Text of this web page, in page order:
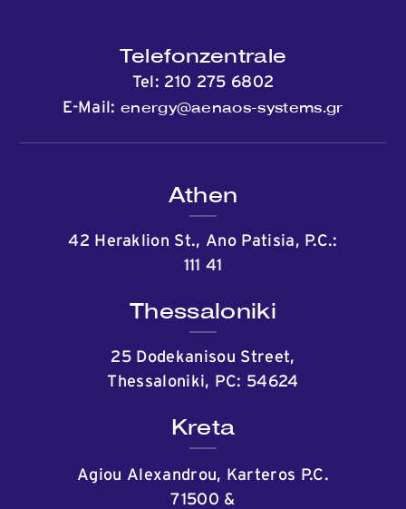
Telefonzentrale
Tel: 210 275 6802
E-Mail: energy@aenaos-systems.gr
Athen
42 Heraklion St., Ano Patisia, P.C.:
111 41
Thessaloniki
25 Dodekanisou Street,
Thessaloniki, PC: 54624
Kreta
Agiou Alexandrou, Karteros P.C.
71500 &